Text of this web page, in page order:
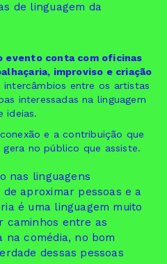
de linguagem da
evento conta com oficinas
improviso e criação
intercâmbios entre os artistas
interessadas na linguagem
ideias.
e a contribuição que
no público que assiste.
nas linguagens
aproximar pessoas e a
é uma linguagem muito
caminhos entre as
na comédia, no bom
dessas pessoas